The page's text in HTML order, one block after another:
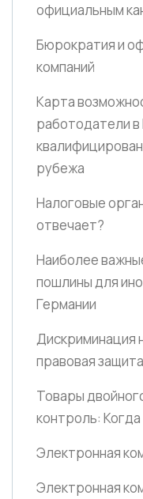
официальным
Бюрократия и
компаний
Карта
работодатели в
рубежа
Налоговые
отвечает?
Наиболее
пошлины для
Германии
Дискриминация
правовая
Товары
контроль:
Электронная
Электронная